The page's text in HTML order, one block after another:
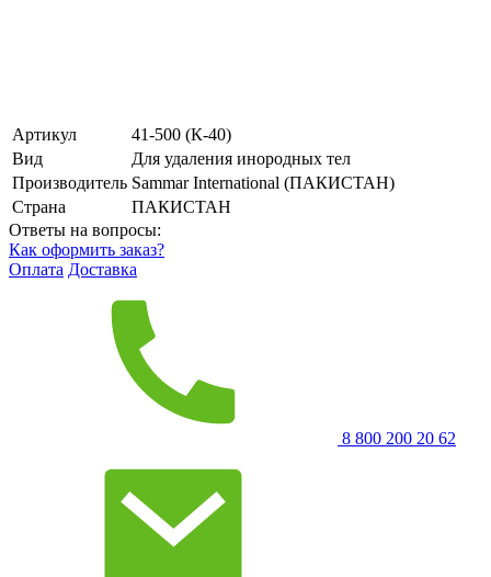
Артикул
41-500 (К-40)
Вид
Для удаления инородных тел
Производитель Sammar International (ПАКИСТАН)
Страна
ПАКИСТАН
Ответы на вопросы:
Как оформить заказ?
Оплата Доставка
8 800 200 20 62